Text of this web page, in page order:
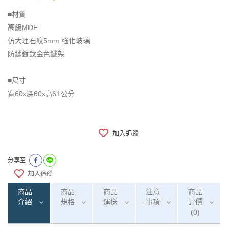
■材質
高級MDF
仿大理石紋5mm 強化玻璃
防鏽鍍鈦金色鐵架
■尺寸
寬60x深60x高61公分
加入追蹤
分享至
加入追蹤
商品
介紹
商品
規格
商品
運送
注意
事項
商品
評價
(0)